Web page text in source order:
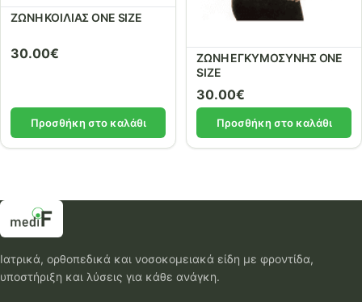
ΖΩΝΗ ΚΟΙΛΙΑΣ ONE SIZE
30.00€
Προσθήκη στο καλάθι
ΖΩΝΗ ΕΓΚΥΜΟΣΥΝΗΣ ONE
SIZE
30.00€
Προσθήκη στο καλάθι
Ιατρικά, ορθοπεδικά και νοσοκομειακά είδη με φροντίδα,
υποστήριξη και λύσεις για κάθε ανάγκη.